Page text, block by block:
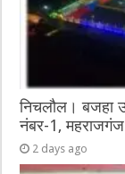
निचलौल। बजहा
नंबर-1, महराजगंज
2 days ago